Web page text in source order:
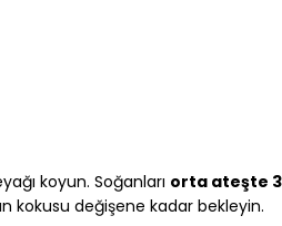
koyun. Soğanları orta ateşte
kokusu değişene kadar bekleyin.